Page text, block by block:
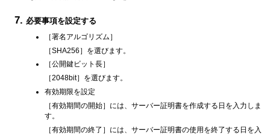
必要事項を設定する
［署名アルゴリズム ］
［ SHA256 ］を選びます。
［公開鍵ビット長］
［2048bit］を選びます。
有効期限を設定
［有効期間の開始］には、サーバー証明書を作成する日を入力しま
す。
［有効期間の終了 ］には、サーバー証明書の使用を終了する日を入